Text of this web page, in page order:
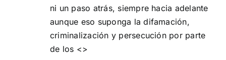
ni un paso atrás, siempre hacia adelante
aunque eso suponga la difamación,
criminalización y persecución por parte
de los <>